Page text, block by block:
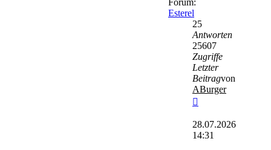
Forum:
Esterel
25
Antworten
25607
Zugriffe
Letzter
Beitragvon
ABurger
Beitrag
28.07.2026
14:31